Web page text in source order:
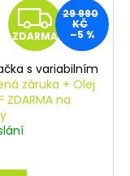
Z
D
A
ZDARMA
29 990
KČ
–5 %
s variabilním
záruka + Olej
ZDARMA na